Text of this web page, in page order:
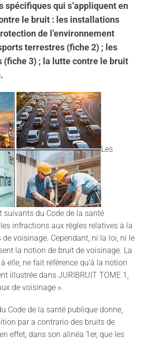
spécifiques qui s’appliquent en
le bruit : les installations
de l’environnement
terrestres (fiche 2) ; les
(fiche 3) ; la lutte contre le bruit
Les
suivants du Code de la santé
infractions aux règles relatives à la
voisinage. Cependant, ni la loi, ni le
la notion de bruit de voisinage. La
elle, ne fait référence qu'à la notion
illustrée dans JURIBRUIT TOME 1,
de voisinage ».
Code de la santé publique donne,
par a contrario des bruits de
effet, dans son alinéa 1er, que les